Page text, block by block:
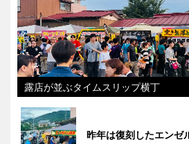
露店が並ぶタイムスリップ横丁
昨年は復刻したエンゼ